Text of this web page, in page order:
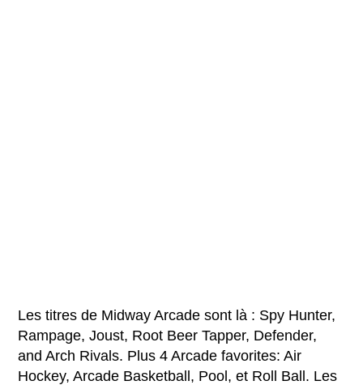
Les titres de Midway Arcade sont là : Spy Hunter,
Rampage, Joust, Root Beer Tapper, Defender,
and Arch Rivals. Plus 4 Arcade favorites: Air
Hockey, Arcade Basketball, Pool, et Roll Ball. Les